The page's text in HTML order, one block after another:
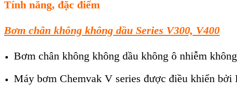
Tính năng, đặc điểm
Bơm chân không không dầu Series V300, V400
Bơm chân không không dầu không ô nhiễm
Máy bơm Chemvak V series được điều khiển bởi